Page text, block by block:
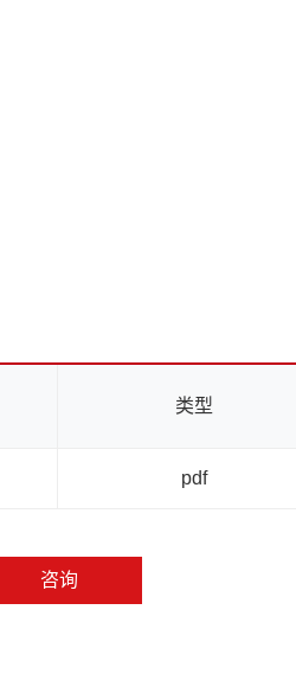
类型
pdf
咨询